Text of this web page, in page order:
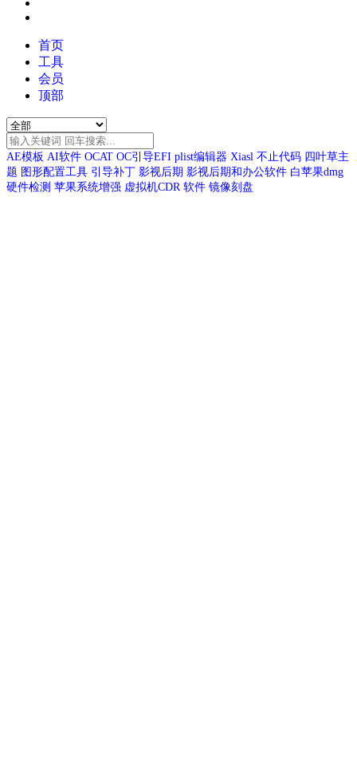
首页
工具
会员
顶部
AE模板 AI软件 OCAT OC引导EFI plist编辑器 Xiasl 不止代码 四叶草主
题 图形配置工具 引导补丁 影视后期 影视后期和办公软件 白苹果dmg
硬件检测 苹果系统增强 虚拟机CDR 软件 镜像刻盘